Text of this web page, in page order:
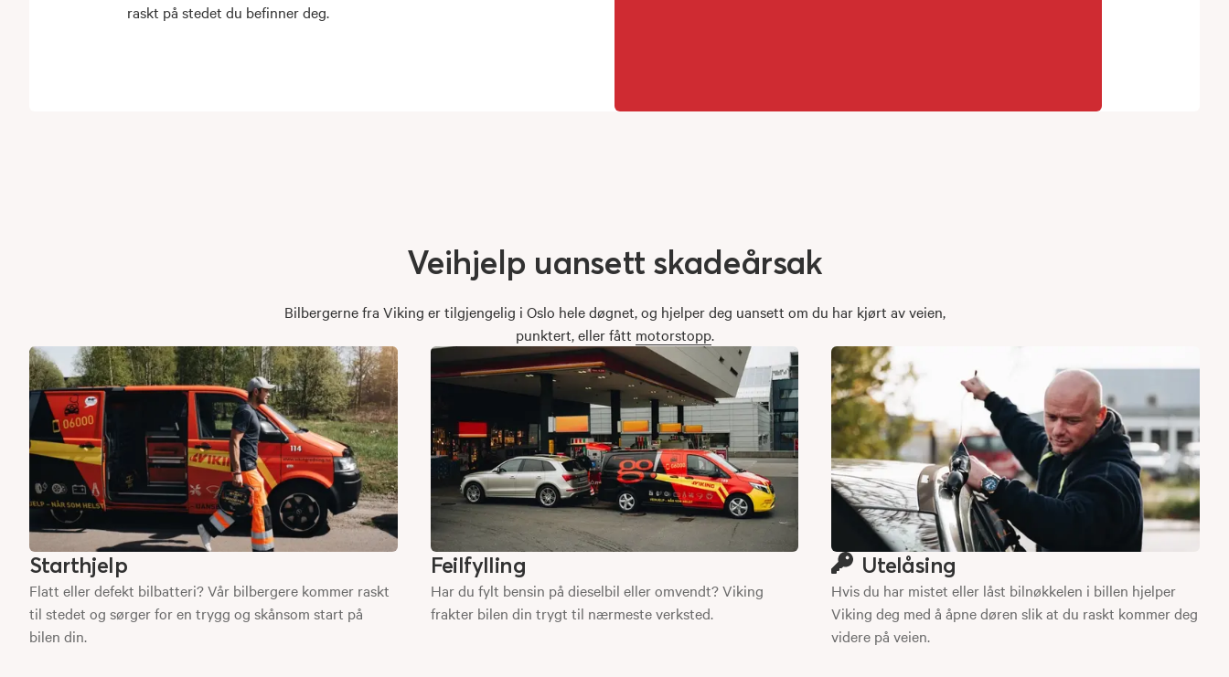
raskt på stedet du befinner deg.
Veihjelp uansett skadeårsak
Bilbergerne fra Viking er tilgjengelig i Oslo hele døgnet, og hjelper deg uansett om du har kjørt av veien,
punktert, eller fått motorstopp.
Starthjelp
Flatt eller defekt bilbatteri? Vår bilbergere kommer raskt
til stedet og sørger for en trygg og skånsom start på
bilen din.
Feilfylling
Har du fylt bensin på dieselbil eller omvendt? Viking
frakter bilen din trygt til nærmeste verksted.
Utelåsing
Hvis du har mistet eller låst bilnøkkelen i billen hjelper
Viking deg med å åpne døren slik at du raskt kommer deg
videre på veien.